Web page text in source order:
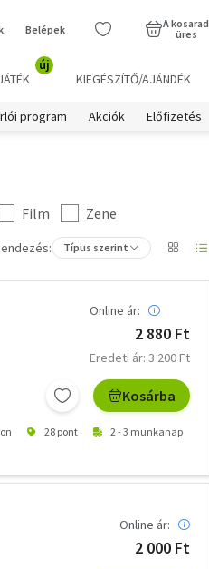
Belépek
A kosarad
üres
új
KIEGÉSZÍTŐ/AJÁNDÉK
program Akciók Előfizetés
Film
Zene
Típus szerint
Online ár:
2 880 Ft
Eredeti ár: 3 200 Ft
Kosárba
28 pont 2 - 3 munkanap
Online ár:
2 000 Ft